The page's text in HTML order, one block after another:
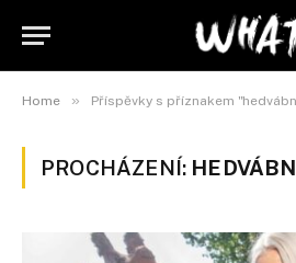
Home » Příspěvky s příznakem
PROCHÁZENÍ: